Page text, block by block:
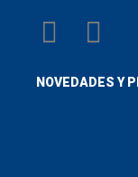
NOVEDADES Y